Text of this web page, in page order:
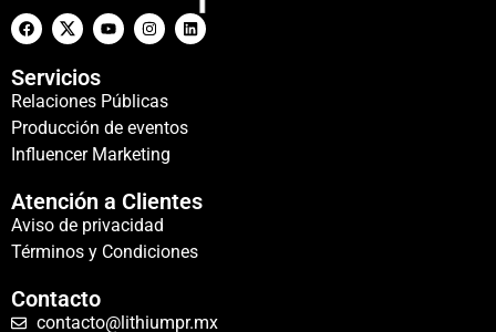
Servicios
Relaciones Públicas
Producción de eventos
Influencer Marketing
Atención a Clientes
Aviso de privacidad
Términos y Condiciones
Contacto
contacto@lithiumpr.mx